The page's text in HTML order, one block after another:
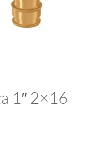
1″ 2×16